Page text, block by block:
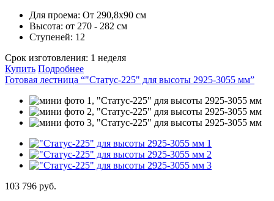
Для проема: От 290,8х90 см
Высота: от 270 - 282 см
Ступеней: 12
Срок изготовления: 1 неделя
Купить Подробнее
Готовая лестница “"Статус-225" для высоты 2925-3055 мм”
103 796 руб.